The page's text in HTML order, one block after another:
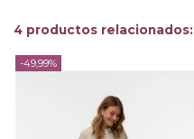
4 productos relacionados:
-49,99%